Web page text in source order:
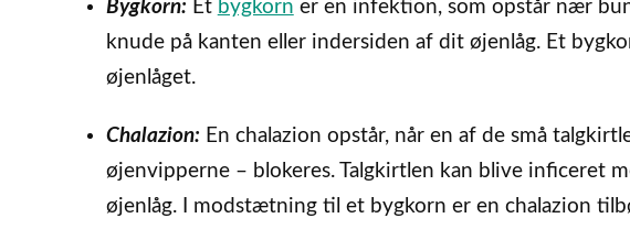
Bygkorn: Et bygkorn er en infektion, som opstår nær
knude på kanten eller indersiden af dit øjenlåg. Et
øjenlåget.
Chalazion: En chalazion opstår, når en af de små
øjenvipperne – blokeres. Talgkirtlen kan blive inficeret
øjenlåg. I modstætning til et bygkorn er en chalazion